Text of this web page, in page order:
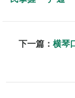
下一篇： 横琴